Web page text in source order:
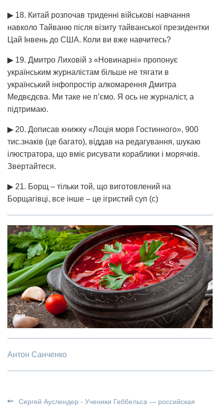
▶ 18. Китай розпочав триденні військові навчання
навколо Тайваню після візиту тайванської президентки
Цай Інвень до США. Коли ви вже навчитесь?
▶ 19. Дмитро Лиховій з «Новинарні» пропонує
українським журналістам більше не тягати в
український інфопростір алкомарення Дмитра
Медвєдєва. Ми таке не п’ємо. Я ось не журналіст, а
підтримаю.
▶ 20. Дописав книжку «Лоція моря Гостинного», 900
тис.знаків (це багато), віддав на редагування, шукаю
ілюстратора, що вміє рисувати кораблики і морячків.
Звертайтеся.
▶ 21. Борщ – тільки той, що виготовлений на
Борщагівці, все інше – це ігристий суп (с)
Антон Санченко
Сергей Ауслендер - Ученики Геббельса — российская